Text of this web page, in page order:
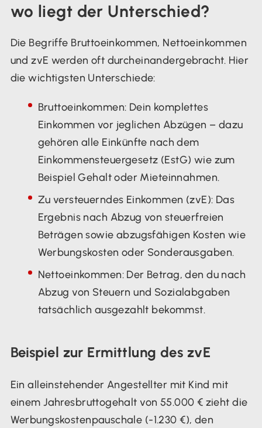
wo liegt der Unterschied?
Die Begriffe Bruttoeinkommen, Nettoeinkommen
und zvE werden oft durcheinandergebracht. Hier
die wichtigsten Unterschiede:
Bruttoeinkommen: Dein komplettes
Einkommen vor jeglichen Abzügen – dazu
gehören alle Einkünfte nach dem
Einkommensteuergesetz (EstG) wie zum
Beispiel Gehalt oder Mieteinnahmen.
Zu versteuerndes Einkommen (zvE): Das
Ergebnis nach Abzug von steuerfreien
Beträgen sowie abzugsfähigen Kosten wie
Werbungskosten oder Sonderausgaben.
Nettoeinkommen: Der Betrag, den du nach
Abzug von Steuern und Sozialabgaben
tatsächlich ausgezahlt bekommst.
Beispiel zur Ermittlung des zvE
Ein alleinstehender Angestellter mit Kind mit
einem Jahresbruttogehalt von 55.000 € zieht die
Werbungskostenpauschale (-1.230 €), den